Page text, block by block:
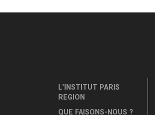
L'INSTITUT PARIS
REGION
QUE FAISONS-NOUS ?